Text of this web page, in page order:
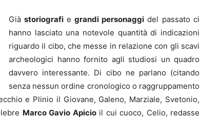
Giàstoriografi e grandi personaggi del passato ci
hanno lasciato una notevole quantità di indicazioni
riguardo il cibo, che messe in relazione con gli scavi
archeologici hanno fornito agli studiosi un quadro
davvero interessante. Di cibo ne parlano (citando
senza nessun ordine cronologico o raggruppamento
e Plinio il Giovane, Galeno, Marziale, Svetonio,
Marco Gavio Apicioil cui cuoco, Celio, redasse